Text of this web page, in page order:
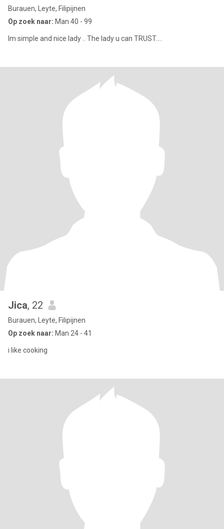
Burauen, Leyte, Filipijnen
Op zoek naar: Man 40 - 99
Im simple and nice lady .. The lady u can TRUST....
Jica, 22
Burauen, Leyte, Filipijnen
Op zoek naar: Man 24 - 41
i like cooking